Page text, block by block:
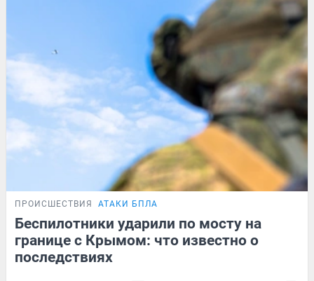
ПРОИСШЕСТВИЯ АТАКИ БПЛА
Беспилотники ударили по мосту на
границе с Крымом: что известно о
последствиях